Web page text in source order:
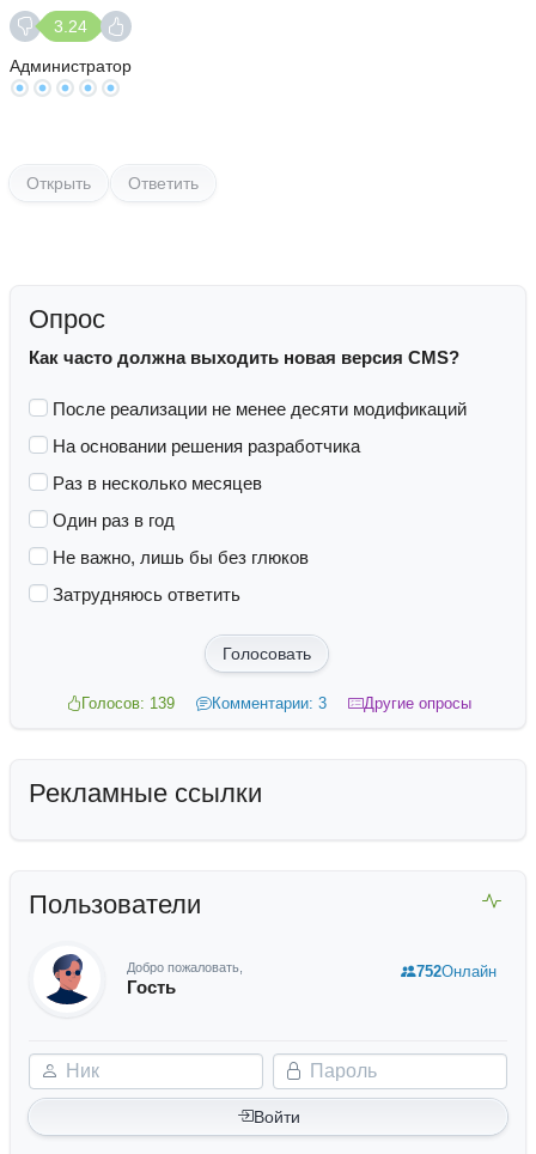
3.24
Администратор
Открыть Ответить
Опрос
Как часто должна выходить новая версия CMS?
После реализации не менее десяти модификаций
На основании решения разработчика
Раз в несколько месяцев
Один раз в год
Не важно, лишь бы без глюков
Затрудняюсь ответить
Голосовать
Голосов: 139 Комментарии: 3 Другие опросы
Рекламные ссылки
Пользователи
Добро пожаловать,
Гость
Ник Пароль
Войти
752Онлайн